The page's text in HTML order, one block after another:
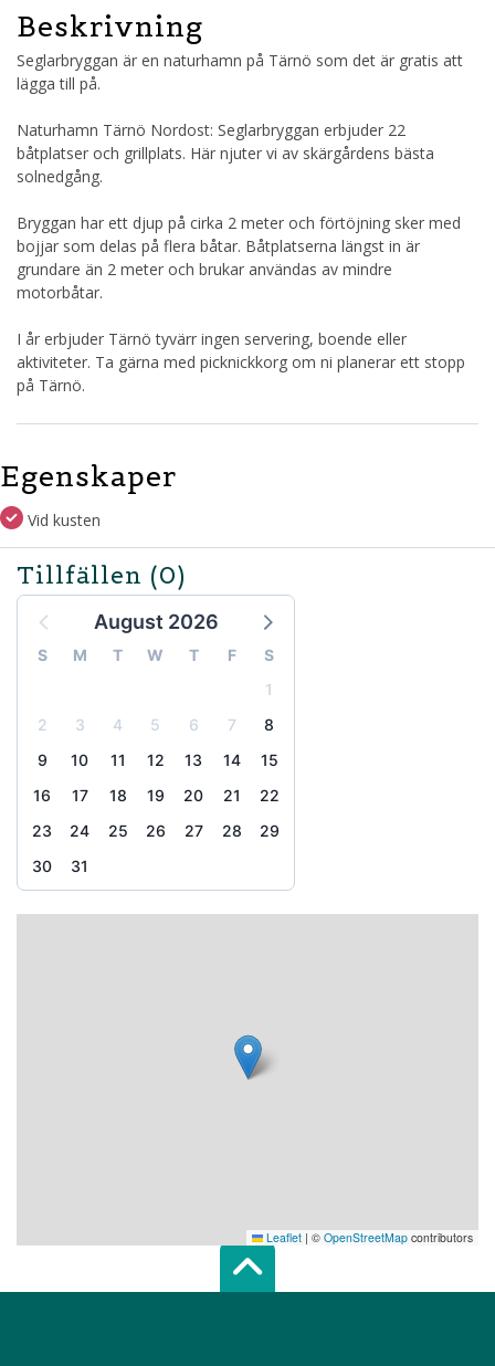
Beskrivning
Seglarbryggan är en naturhamn på Tärnö som det är gratis att
lägga till på.
Naturhamn Tärnö Nordost: Seglarbryggan erbjuder 22
båtplatser och grillplats. Här njuter vi av skärgårdens bästa
solnedgång.
Bryggan har ett djup på cirka 2 meter och förtöjning sker med
bojjar som delas på flera båtar. Båtplatserna längst in är
grundare än 2 meter och brukar användas av mindre
motorbåtar.
I år erbjuder Tärnö tyvärr ingen servering, boende eller
aktiviteter. Ta gärna med picknickkorg om ni planerar ett stopp
på Tärnö.
Egenskaper
Vid kusten
Tillfällen (0)
August 2026
S M T W T F
S
1
2
3 4 5 6 7
8
9
10 11 12 13 14
15
16
17 18 19 20 21
22
23
24 25 26 27 28
29
30
31
Leaflet | © OpenStreetMap contributors
Scroll top of